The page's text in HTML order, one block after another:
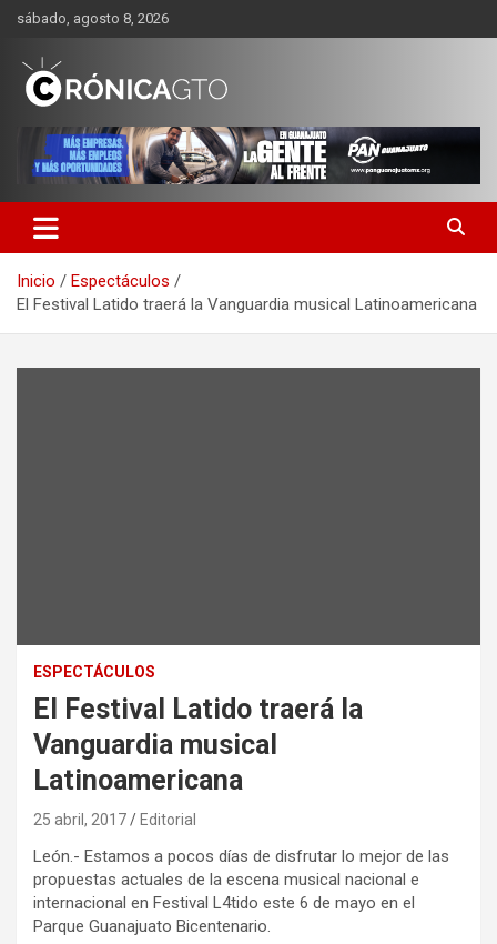
Saltar
contenido
sábado, agosto 8, 2026
CRONICA GUANAJUATO
Inicio
Espectáculos
El Festival Latido traerá la Vanguardia musical Latinoamericana
ESPECTÁCULOS
El Festival Latido traerá la
Vanguardia musical
Latinoamericana
25 abril, 2017 Editorial
León.- Estamos a pocos días de disfrutar lo mejor de las
propuestas actuales de la escena musical nacional e
internacional en Festival L4tido este 6 de mayo en el
Parque Guanajuato Bicentenario.